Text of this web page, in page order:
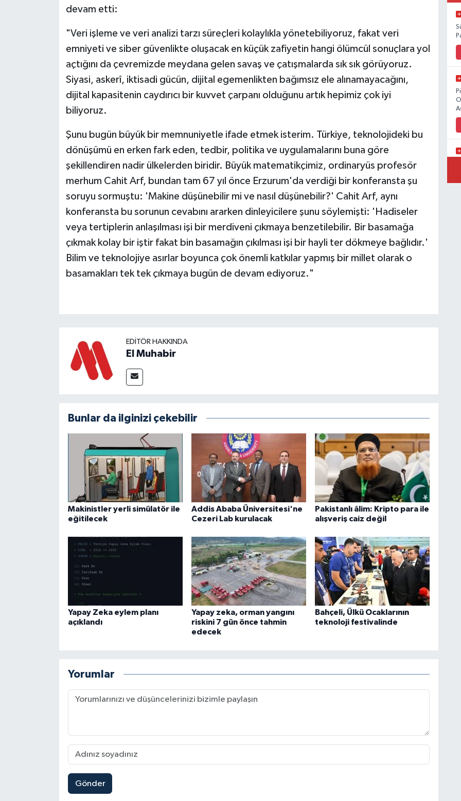
devam etti:
"Veri işleme ve veri analizi tarzı süreçleri kolaylıkla yönetebiliyoruz, fakat veri
emniyeti ve siber güvenlikte oluşacak en küçük zafiyetin hangi ölümcül sonuçlara yol
açtığını da çevremizde meydana gelen savaş ve çatışmalarda sık sık görüyoruz.
Siyasi, askerî, iktisadi gücün, dijital egemenlikten bağımsız ele alınamayacağını,
dijital kapasitenin caydırıcı bir kuvvet çarpanı olduğunu artık hepimiz çok iyi
biliyoruz.
Şunu bugün büyük bir memnuniyetle ifade etmek isterim. Türkiye, teknolojideki bu
dönüşümü en erken fark eden, tedbir, politika ve uygulamalarını buna göre
şekillendiren nadir ülkelerden biridir. Büyük matematikçimiz, ordinaryüs profesör
merhum Cahit Arf, bundan tam 67 yıl önce Erzurum'da verdiği bir konferansta şu
soruyu sormuştu: 'Makine düşünebilir mi ve nasıl düşünebilir?' Cahit Arf, aynı
konferansta bu sorunun cevabını ararken dinleyicilere şunu söylemişti: 'Hadiseler
veya tertiplerin anlaşılması işi bir merdiveni çıkmaya benzetilebilir. Bir basamağa
çıkmak kolay bir iştir fakat bin basamağın çıkılması işi bir hayli ter dökmeye bağlıdır.'
Bilim ve teknolojiye asırlar boyunca çok önemli katkılar yapmış bir millet olarak o
basamakları tek tek çıkmaya bugün de devam ediyoruz."
EDITÖR HAKKINDA
El Muhabir
Bunlar da ilginizi çekebilir
Makinistler yerli simülatör ile
eğitilecek
Addis Ababa Üniversitesi'ne
Cezeri Lab kurulacak
Pakistanlı âlim: Kripto para ile
alışveriş caiz değil
Yapay Zeka eylem planı
açıklandı
Yapay zeka, orman yangını
riskini 7 gün önce tahmin
edecek
Bahçeli, Ülkü Ocaklarının
teknoloji festivalinde
Yorumlar
Gönder